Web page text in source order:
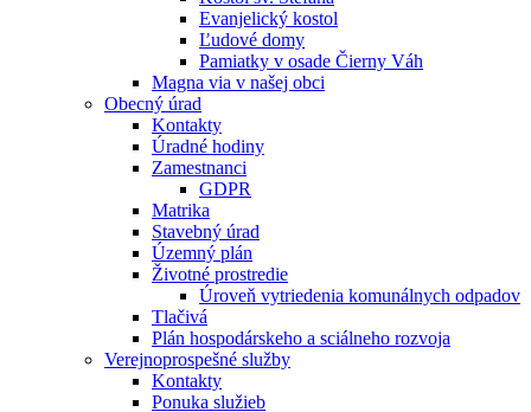
Evanjelický kostol
Ľudové domy
Pamiatky v osade Čierny Váh
Magna via v našej obci
Obecný úrad
Kontakty
Úradné hodiny
Zamestnanci
GDPR
Matrika
Stavebný úrad
Územný plán
Životné prostredie
Úroveň vytriedenia komunálnych odpadov
Tlačivá
Plán hospodárskeho a sciálneho rozvoja
Verejnoprospešné služby
Kontakty
Ponuka služieb